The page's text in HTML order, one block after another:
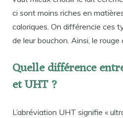
ci sont moins riches en
caloriques. On différencie ces
de leur bouchon. Ainsi, le
Quelle différence
et UHT ?
L’abréviation UHT signifie «